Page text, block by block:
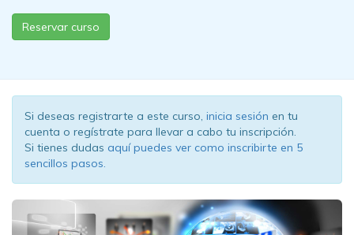
Reservar curso
Si deseas registrarte a este curso, inicia sesión en tu
cuenta o regístrate para llevar a cabo tu inscripción.
Si tienes dudas aquí puedes ver como inscribirte en 5
sencillos pasos.